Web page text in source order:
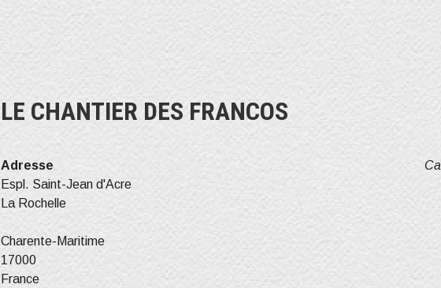
LE CHANTIER DES FRANCOS
Adresse
Espl. Saint-Jean d'Acre
La Rochelle
Charente-Maritime
17000
France